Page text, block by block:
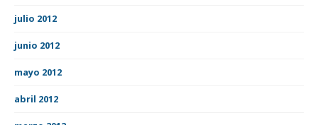
julio 2012
junio 2012
mayo 2012
abril 2012